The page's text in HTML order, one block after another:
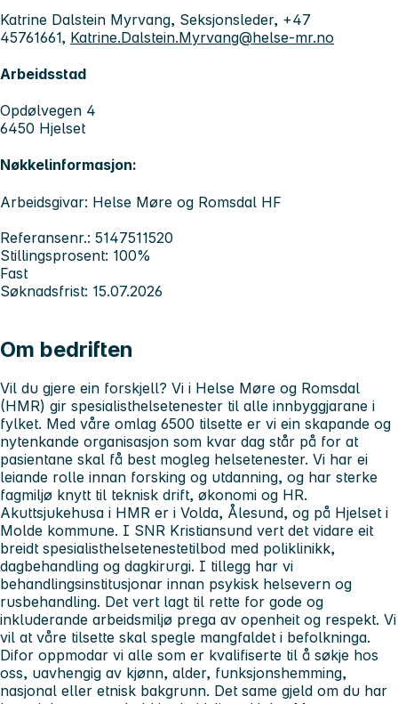
Katrine Dalstein Myrvang, Seksjonsleder, +47
45761661, Katrine.Dalstein.Myrvang@helse-mr.no
Arbeidsstad
Opdølvegen 4
6450 Hjelset
Nøkkelinformasjon:
Arbeidsgivar: Helse Møre og Romsdal HF
Referansenr.: 5147511520
Stillingsprosent: 100%
Fast
Søknadsfrist: 15.07.2026
Om bedriften
Vil du gjere ein forskjell? Vi i Helse Møre og Romsdal
(HMR) gir spesialisthelsetenester til alle innbyggjarane i
fylket. Med våre omlag 6500 tilsette er vi ein skapande og
nytenkande organisasjon som kvar dag står på for at
pasientane skal få best mogleg helsetenester. Vi har ei
leiande rolle innan forsking og utdanning, og har sterke
fagmiljø knytt til teknisk drift, økonomi og HR.
Akuttsjukehusa i HMR er i Volda, Ålesund, og på Hjelset i
Molde kommune. I SNR Kristiansund vert det vidare eit
breidt spesialisthelsetenestetilbod med poliklinikk,
dagbehandling og dagkirurgi. I tillegg har vi
behandlingsinstitusjonar innan psykisk helsevern og
rusbehandling. Det vert lagt til rette for gode og
inkluderande arbeidsmiljø prega av openheit og respekt. Vi
vil at våre tilsette skal spegle mangfaldet i befolkninga.
Difor oppmodar vi alle som er kvalifiserte til å søkje hos
oss, uavhengig av kjønn, alder, funksjonshemming,
nasjonal eller etnisk bakgrunn. Det same gjeld om du har